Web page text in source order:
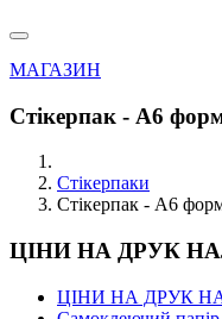
МАГАЗИН
Стікерпак - А6
Стікерпаки
Стікерпак - А6
ЦІНИ НА ДРУК
ЦІНИ НА ДРУК